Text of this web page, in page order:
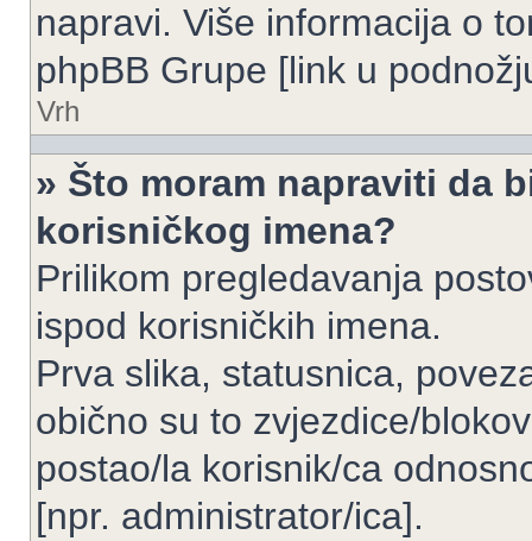
napravi. Više informacija o
phpBB Grupe [link u
Vrh
» Što moram napraviti da
korisničkog imena?
Prilikom pregledavanja
ispod korisničkih imena.
Prva slika, statusnica,
obično su to zvjezdice/
postao/la korisnik/ca
[npr. administrator/ica].